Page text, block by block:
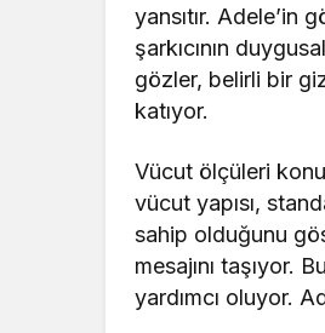
yansıtır. Adele’in
şarkıcının
gözler, belirli bir
katıyor.
Vücut ölçüleri
vücut yapısı,
sahip olduğunu
mesajını taşıyor.
yardımcı oluyor.